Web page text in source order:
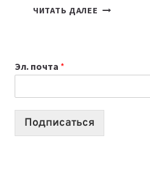
ЧИТАТЬ ДАЛЕЕ КАКОЙ
2026:
10
Эл. почта *
Подписаться